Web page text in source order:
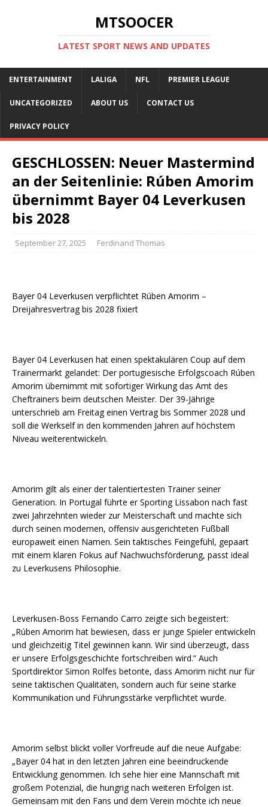
MTSOOCER
LATEST SPORT NEWS AND UPDATES
ENTERTAINMENT LALIGA NFL PREMIER LEAGUE
UNCATEGORIZED ABOUT US CONTACT US
PRIVACY POLICY
GESCHLOSSEN: Neuer Mastermind
an der Seitenlinie: Rúben Amorim
übernimmt Bayer 04 Leverkusen
bis 2028
September 27, 2025 Ferdinand Thomas
Bayer 04 Leverkusen verpflichtet Rúben Amorim –
Dreijahresvertrag bis 2028 fixiert
Bayer 04 Leverkusen hat einen spektakulären Coup auf dem
Trainermarkt gelandet: Der portugiesische Erfolgscoach Rúben
Amorim übernimmt mit sofortiger Wirkung das Amt des
Cheftrainers beim deutschen Meister. Der 39-Jährige
unterschrieb am Freitag einen Vertrag bis Sommer 2028 und
soll die Werkself in den kommenden Jahren auf höchstem
Niveau weiterentwickeln.
Amorim gilt als einer der talentiertesten Trainer seiner
Generation. In Portugal führte er Sporting Lissabon nach fast
zwei Jahrzehnten wieder zur Meisterschaft und machte sich
durch seinen modernen, offensiv ausgerichteten Fußball
europaweit einen Namen. Sein taktisches Feingefühl, gepaart
mit einem klaren Fokus auf Nachwuchsförderung, passt ideal
zu Leverkusens Philosophie.
Leverkusen-Boss Fernando Carro zeigte sich begeistert:
„Rúben Amorim hat bewiesen, dass er junge Spieler entwickeln
und gleichzeitig Titel gewinnen kann. Wir sind überzeugt, dass
er unsere Erfolgsgeschichte fortschreiben wird.“ Auch
Sportdirektor Simon Rolfes betonte, dass Amorim nicht nur für
seine taktischen Qualitäten, sondern auch für seine starke
Kommunikation und Führungsstärke verpflichtet wurde.
Amorim selbst blickt voller Vorfreude auf die neue Aufgabe:
„Bayer 04 hat in den letzten Jahren eine beeindruckende
Entwicklung genommen. Ich sehe hier eine Mannschaft mit
großem Potenzial, die hungrig nach weiteren Erfolgen ist.
Gemeinsam mit den Fans und dem Verein möchte ich neue